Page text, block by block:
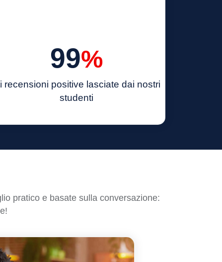
99%
recensioni positive lasciate dai nostri
studenti
pratico e basate sulla conversazione: